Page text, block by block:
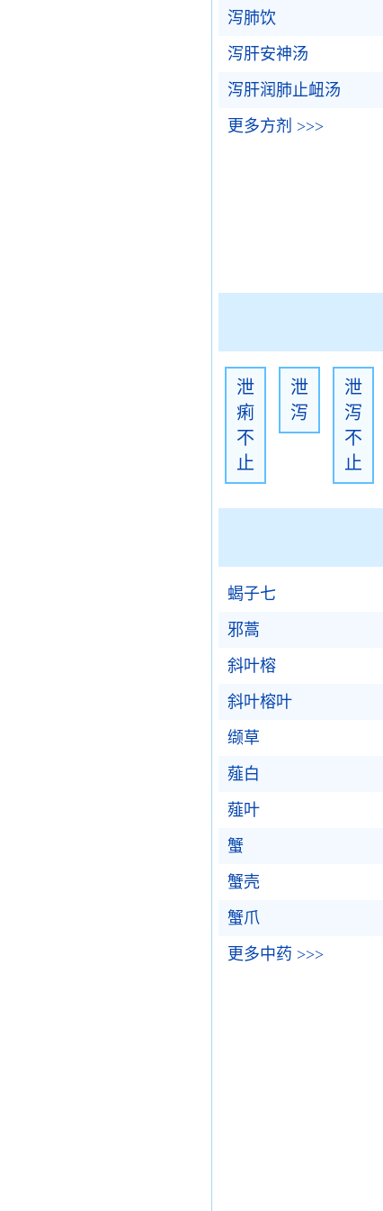
泻肺饮
泻肝安神汤
泻肝润肺止衄汤
更多方剂 >>>
泄
痢
不
止
泄
泻
泄
泻
不
止
蝎子七
邪蒿
斜叶榕
斜叶榕叶
缬草
薤白
薤叶
蟹
蟹壳
蟹爪
更多中药 >>>